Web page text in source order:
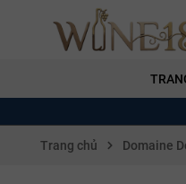
Trang chủ Domaine